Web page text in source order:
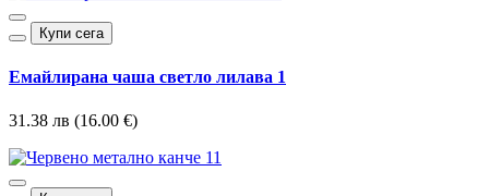
Купи сега
Емайлирана чаша светло лилава 1
31.38 лв (16.00 €)